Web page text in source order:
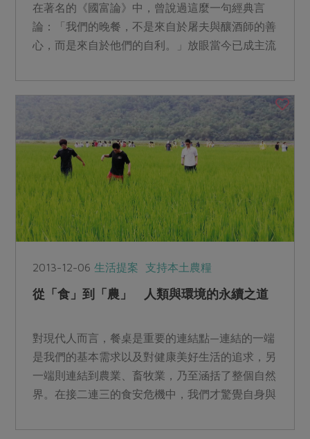
在著名的《國富論》中，曾說過這麼一句經典言
論：「我們的晚餐，不是來自於屠夫與釀酒師的善
心，而是來自於他們的自利。」放眼當今已成主流
2013-12-06生活提案 支持本土農糧
從「食」到「農」 人類與環境的永續之道
對現代人而言，餐桌是重要的連結點—連結的一端
是我們的基本需求以及對健康美好生活的追求，另
一端則連結到農業、畜牧業，乃至涵括了整個自然
界。在接二連三的食安危機中，我們才驚覺自身與